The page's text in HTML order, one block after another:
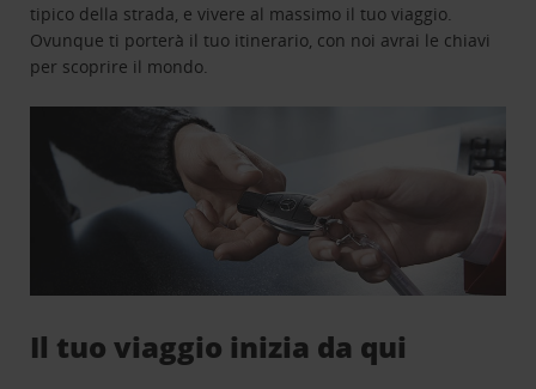
tipico della strada, e vivere al massimo il tuo viaggio.
Ovunque ti porterà il tuo itinerario, con noi avrai le chiavi
per scoprire il mondo.
Il tuo viaggio inizia da qui